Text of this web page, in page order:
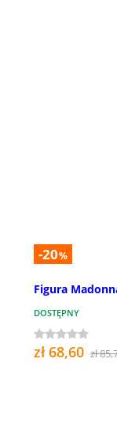
-20%
Figura
DOSTĘPNY
zł 68,60 zł